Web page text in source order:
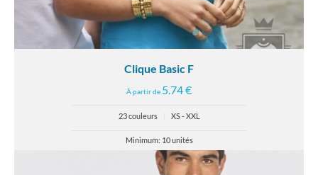
Clique Basic F
À partir de 5.74 €
23 couleurs XS - XXL
Minimum: 10 unités